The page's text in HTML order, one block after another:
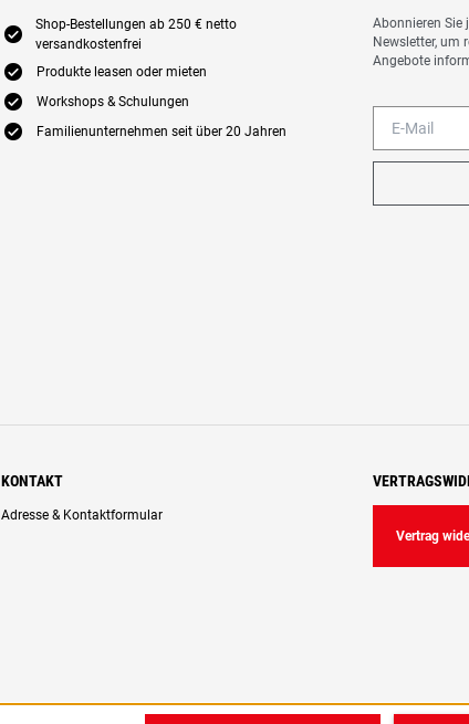
E
Shop-Bestellungen ab 250 € netto
versandkostenfrei
E Produkte leasen oder mieten
E Workshops & Schulungen
E Familienunternehmen seit über 20 Jahren
Abonnieren Sie
Newsletter, um
Angebote
KONTAKT
Adresse & Kontaktformular
Vertrag